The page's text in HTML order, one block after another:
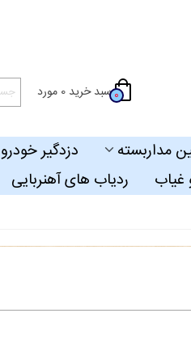
0سبد خرید 0 مورد
مداربسته دزدگیر خودرو
ردیاب های آهنربایی